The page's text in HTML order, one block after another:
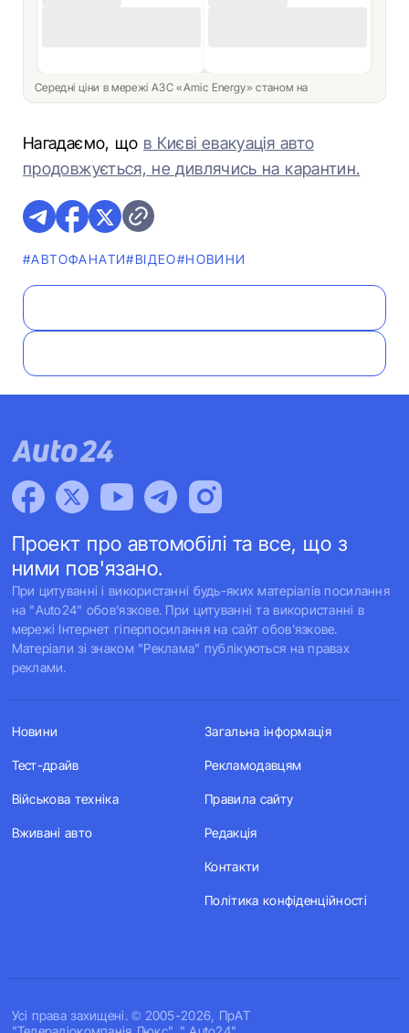
Середні ціни в мережі АЗС «Amic Energy» станом на
Нагадаємо, що в Києві евакуація авто
продовжується, не дивлячись на карантин.
#АВТОФАНАТИ#ВІДЕО#НОВИНИ
Проект про автомобілі та все, що з
ними пов'язано.
При цитуванні і використанні будь-яких матеріалів посилання
на "Auto24" обов'язкове. При цитуванні та використанні в
мережі Інтернет гіперпосилання на сайт обов'язкове.
Матеріали зі знаком "Реклама" публікуються на правах
реклами.
Усi права захищенi. © 2005-2026, ПрАТ
Новини
Тест-драйв
Військова техніка
Вживані авто
Загальна інформація
Рекламодавцям
Правила сайту
Редакція
Контакти
Політика конфіденційності